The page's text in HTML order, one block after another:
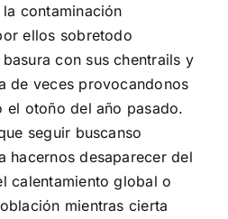
contaminación
ellos sobretodo
con sus chentrails y
de veces provocandonos
el otoño del año pasado.
seguir buscanso
hacernos desaparecer del
calentamiento global o
mientras cierta